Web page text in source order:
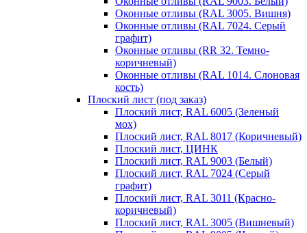
Оконные отливы (RAL 3005. Вишня)
Оконные отливы (RAL 7024. Серый
графит)
Оконные отливы (RR 32. Темно-
коричневый)
Оконные отливы (RAL 1014. Слоновая
кость)
Плоский лист (под заказ)
Плоский лист, RAL 6005 (Зеленый
мох)
Плоский лист, RAL 8017 (Коричневый)
Плоский лист, ЦИНК
Плоский лист, RAL 9003 (Белый)
Плоский лист, RAL 7024 (Серый
графит)
Плоский лист, RAL 3011 (Красно-
коричневый)
Плоский лист, RAL 3005 (Вишневый)